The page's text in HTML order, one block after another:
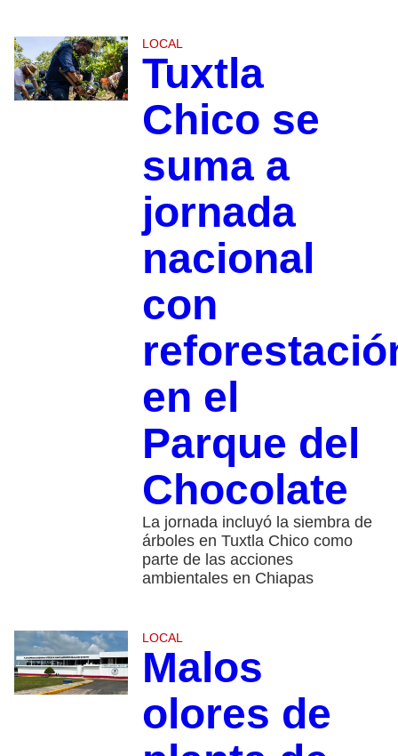
LOCAL
Tuxtla
Chico se
suma a
jornada
nacional
con
en el
Parque del
Chocolate
La jornada incluyó la siembra de
árboles en Tuxtla Chico como
parte de las acciones
ambientales en Chiapas
LOCAL
Malos
olores de